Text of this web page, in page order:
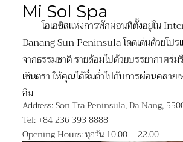
Mi Sol Spa
โอเอซิสแห่งการพักผ่อนที่ตั้งอยู่ใน
Danang Sun Peninsula โดดเด่นด้วยโป
จากธรรมชาติ รายล้อมไปด้วยบรรยากาศร่
เซินตรา ให้คุณได้ดื่มด่ำไปกับการผ่อนคลาย
อิ่ม
Address: Son Tra Peninsula, Da Nang,
Tel: +84 236 393 8888
Opening Hours: ทุกวัน 10.00 – 22.00